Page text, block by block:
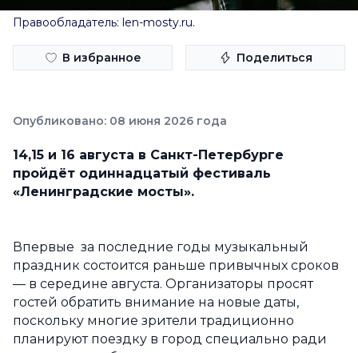
Правообладатель: len-mosty.ru.
В избранное Поделиться
Опубликовано: 08 июня 2026 года
14,15 и 16 августа в Санкт-Петербурге
пройдёт одиннадцатый фестиваль
«Ленинградские мосты».
Впервые за последние годы музыкальный
праздник состоится раньше привычных сроков
— в середине августа. Организаторы просят
гостей обратить внимание на новые даты,
поскольку многие зрители традиционно
планируют поездку в город специально ради